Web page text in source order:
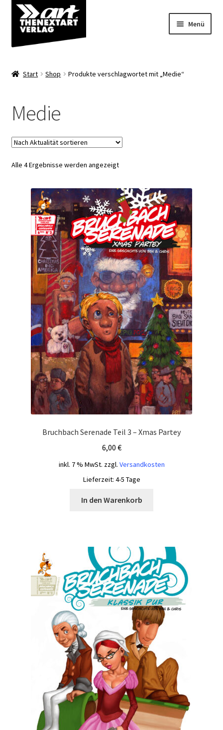
Zur
Navigation
springen
Zum
Inhalt
springen
Menü
Über uns
Start Shop Produkte verschlagwortet mit „Medie“
Medie
Alle 4 Ergebnisse werden angezeigtNach
Bruchbach Serenade Teil 3 – Xmas Partey
6,00 €
inkl. 7 % MwSt. zzgl. Versandkosten
Lieferzeit: 4-5 Tage
In den Warenkorb